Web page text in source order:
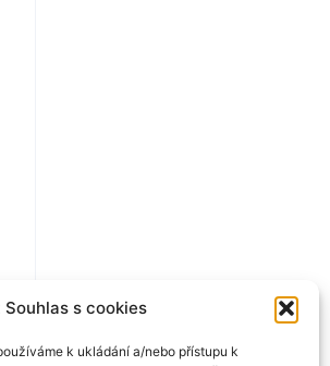
s cookies
k ukládání a/nebo přístupu k